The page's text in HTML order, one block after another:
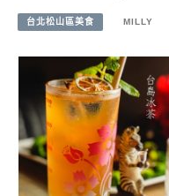
台北松山區美食 MILLY